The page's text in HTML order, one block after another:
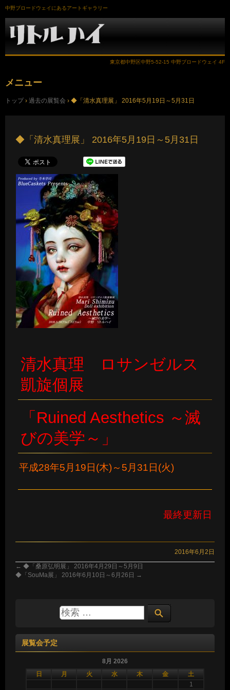
中野ブロードウェイにあるアートギャラリー
東京都中野区中野5-52-15 中野ブロードウェイ 4F
メニュー
ン
トップ › 過去の展覧会 › ◆「清水真理展」 2016年5月19日～5月31日
◆「清水真理展」 2016年5月19日～5月31日
清水真理 ロサンゼルス
凱旋個展
「Ruined Aesthetics ～滅
びの美学～」
平成28年5月19日(木)～5月31日(火)
最終更新日
2016年6月2日
← ◆「桑原弘明展」 2016年4月29日～5月9日
◆「SouMa展」 2016年6月10日～6月26日 →
展覧会予定
8月 2026
日
月 火 水 木 金
土
1